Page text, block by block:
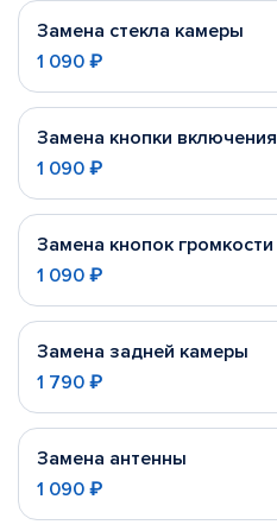
Замена стекла камеры
1 090 ₽
Замена кнопки включения
1 090 ₽
Замена кнопок громкости
1 090 ₽
Замена задней камеры
1 790 ₽
Замена антенны
1 090 ₽